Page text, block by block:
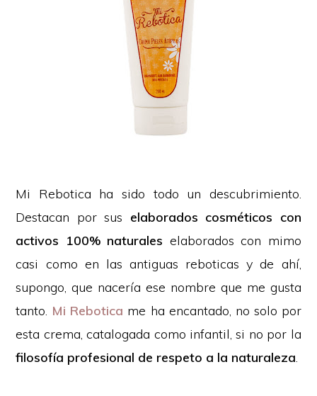
Mi Rebotica ha sido todo un descubrimiento.
Destacan por sus elaborados cosméticos con
activos 100% naturales elaborados con mimo
casi como en las antiguas reboticas y de ahí,
supongo, que nacería ese nombre que me gusta
tanto. Mi Rebotica me ha encantado, no solo por
esta crema, catalogada como infantil, si no por la
filosofía profesional de respeto a la naturaleza.